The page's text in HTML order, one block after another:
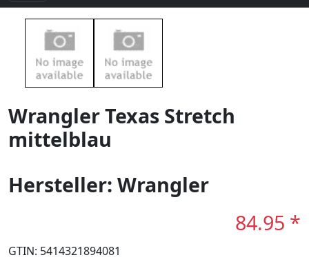
Wrangler Texas Stretch
mittelblau
Hersteller: Wrangler
84.95 *
GTIN: 5414321894081